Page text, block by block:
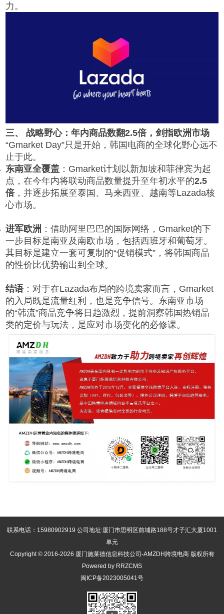
力。
三、 战略野心：年内商品数翻2.5倍，剑指欧洲市场
“Gmarket Day”只是开始，韩国电商的全球化野心远不
止于此。
东南亚全覆盖 ：Gmarket计划以新加坡和菲律宾为起
点，在今年内将联动商品数量提升至年初水平的2.5
倍，并逐步拓展至泰国、马来西亚、越南等Lazada核
心市场。
进军欧洲 ：借助阿里巴巴的国际网络，Gmarket的下
一步目标是南亚及南欧市场，包括西班牙和葡萄牙。
其目标是建立一套可复制的“促销模式”，将韩国商品
的性价比优势输出到全球。
结语：对于在Lazada布局的跨境卖家而言，Gmarket
的入局既是流量红利，也是竞争信号。东南亚市场
的“韩流”商品竞争将日趋激烈，提前洞察韩国热销品
类的定价与玩法，是应对市场变化的必修课。
联系电话：15980902919 公司地址:厦门市思明区前埔路188号才子汇大厦1001
单元
Copyright © 2016-2026 厦门施莱德信息科技公司-AMZDH跨境电商 版权所有
Powered by RRZCMS
闽ICP备2023005041号